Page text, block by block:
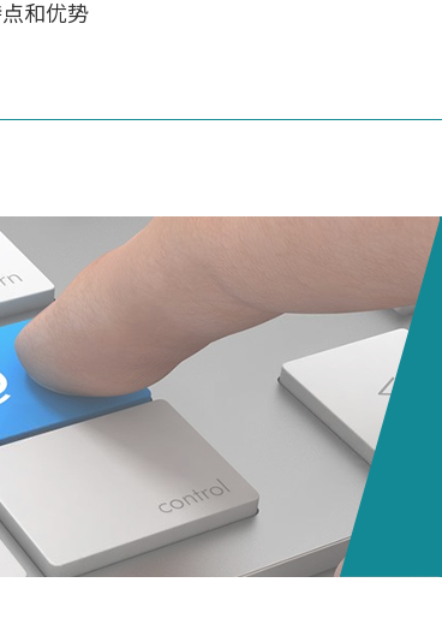
和优势